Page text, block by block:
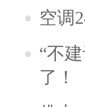
空调
“不
了！